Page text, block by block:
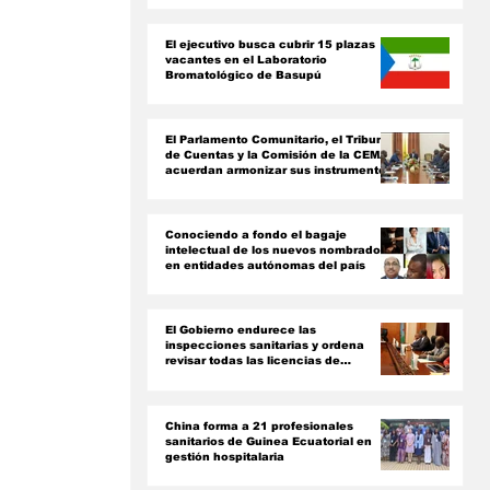
El ejecutivo busca cubrir 15 plazas
vacantes en el Laboratorio
Bromatológico de Basupú
El Parlamento Comunitario, el Tribunal
de Cuentas y la Comisión de la CEMAC
acuerdan armonizar sus instrumentos
Conociendo a fondo el bagaje
intelectual de los nuevos nombrados
en entidades autónomas del país ‎
El Gobierno endurece las
inspecciones sanitarias y ordena
revisar todas las licencias de
China forma a 21 profesionales
sanitarios de Guinea Ecuatorial en
gestión hospitalaria